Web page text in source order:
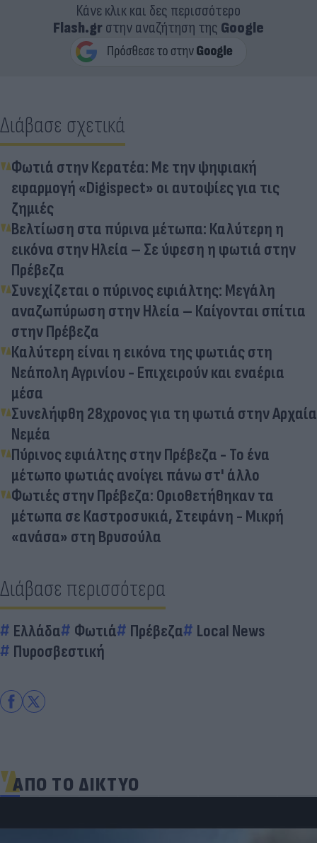
Κάνε κλικ και δες περισσότερο
Flash.grστην αναζήτηση της Google
Διάβασε σχετικά
Φωτιά στην Κερατέα: Με την ψηφιακή
εφαρμογή «Digispect» οι αυτοψίες για τις
ζημιές
Βελτίωση στα πύρινα μέτωπα: Καλύτερη η
εικόνα στην Ηλεία – Σε ύφεση η φωτιά στην
Πρέβεζα
Συνεχίζεται ο πύρινος εφιάλτης: Μεγάλη
αναζωπύρωση στην Ηλεία – Καίγονται σπίτια
στην Πρέβεζα
Καλύτερη είναι η εικόνα της φωτιάς στη
Νεάπολη Αγρινίου - Επιχειρούν και εναέρια
μέσα
Συνελήφθη 28χρονος για τη φωτιά στην Αρχαία
Νεμέα
Πύρινος εφιάλτης στην Πρέβεζα - Το ένα
μέτωπο φωτιάς ανοίγει πάνω στ' άλλο
Φωτιές στην Πρέβεζα: Οριοθετήθηκαν τα
μέτωπα σε Καστροσυκιά, Στεφάνη - Μικρή
«ανάσα» στη Βρυσούλα
Διάβασε περισσότερα
Ελλάδα Φωτιά Πρέβεζα
Local News
Πυροσβεστική
ΑΠΟ ΤΟ ΔΙΚΤΥΟ